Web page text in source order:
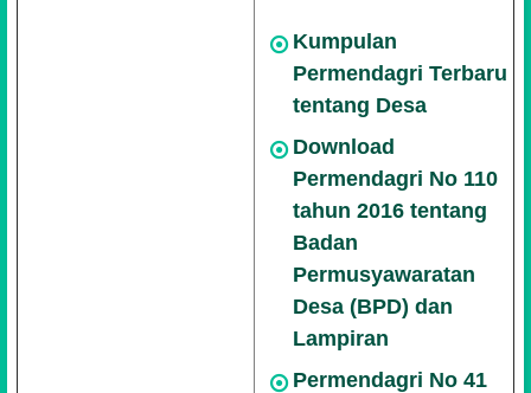
Kumpulan
Permendagri Terbaru
tentang Desa
Download
Permendagri No 110
tahun 2016 tentang
Badan
Permusyawaratan
Desa (BPD) dan
Lampiran
Permendagri No 41